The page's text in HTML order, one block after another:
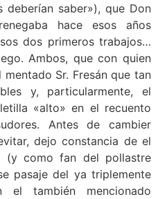
deberían saber»), que Don
hace esos años
dos primeros trabajos…
Ambos, que con quien
Sr. Fresán que tan
y, particularmente, el
«alto» en el recuento
Antes de cambier
dejo constancia de el
(y como fan del pollastre
pasaje del ya triplemente
también mencionado